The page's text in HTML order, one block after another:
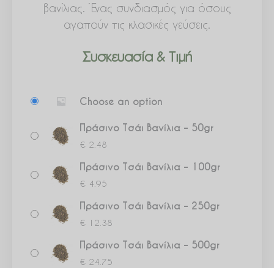
βανίλιας. Ένας συνδιασμός για όσους
αγαπούν τις κλασικές γεύσεις.
Συσκευασία & Τιμή
Choose an option
Πράσινο Τσάι Βανίλια – 50gr
€ 2.48
Πράσινο Τσάι Βανίλια – 100gr
€ 4.95
Πράσινο Τσάι Βανίλια – 250gr
€ 12.38
Πράσινο Τσάι Βανίλια – 500gr
€ 24.75
Τσάι
ποσότητα